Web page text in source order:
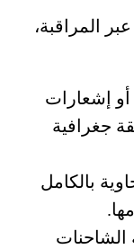
المراقبة،
إشعارات
جغرافية
بالكامل